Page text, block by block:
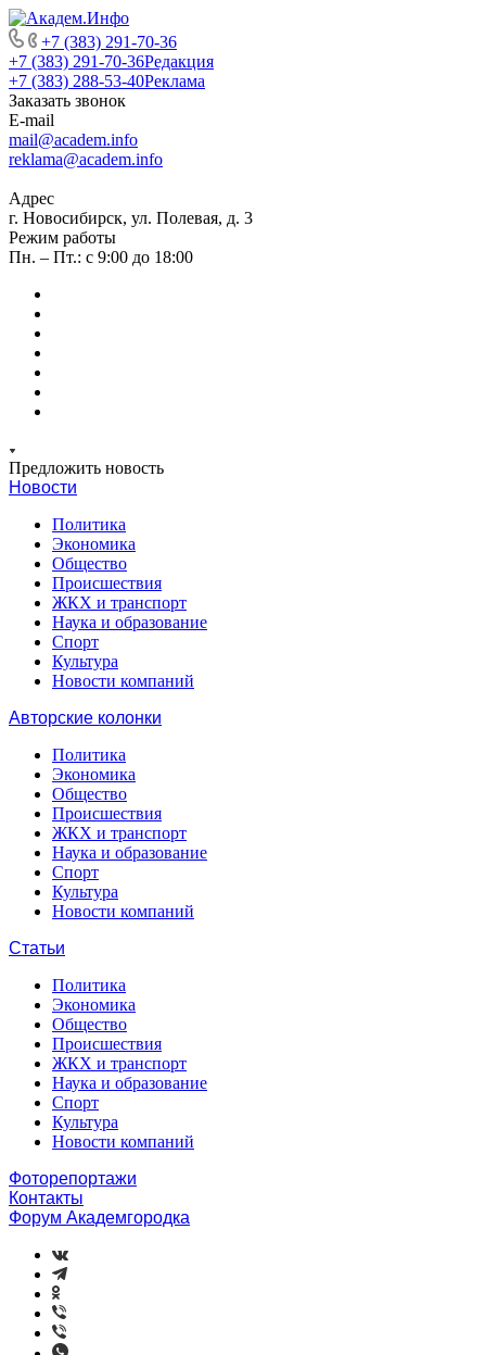
+7 (383) 291-70-36
+7 (383) 291-70-36Редакция
+7 (383) 288-53-40Реклама
Заказать звонок
E-mail
mail@academ.info
reklama@academ.info
Адрес
г. Новосибирск, ул. Полевая, д. 3
Режим работы
Пн. – Пт.: с 9:00 до 18:00
Предложить новость
Новости
Политика
Экономика
Общество
Происшествия
ЖКХ и транспорт
Наука и образование
Спорт
Культура
Новости компаний
Авторские колонки
Политика
Экономика
Общество
Происшествия
ЖКХ и транспорт
Наука и образование
Спорт
Культура
Новости компаний
Статьи
Политика
Экономика
Общество
Происшествия
ЖКХ и транспорт
Наука и образование
Спорт
Культура
Новости компаний
Фоторепортажи
Контакты
Форум Академгородка